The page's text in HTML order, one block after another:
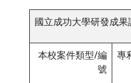
國立成功大學研發成果
本校案件類型/編
號
專